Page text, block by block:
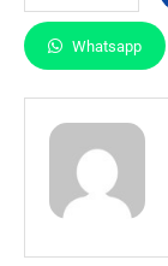
Whatsapp